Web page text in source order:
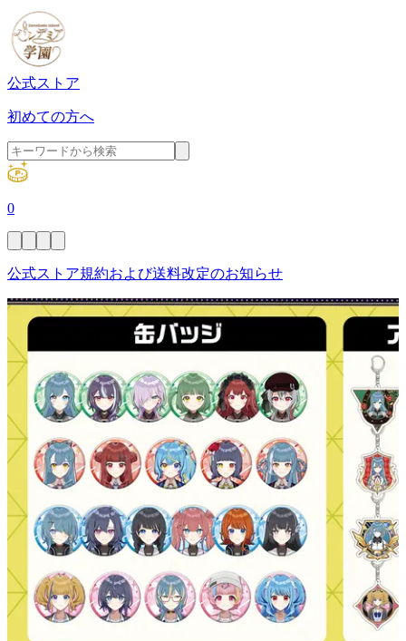
公式ストア
初めての方へ
0
公式ストア規約および送料改定のお知らせ